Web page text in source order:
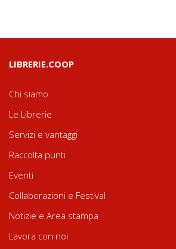
LIBRERIE.COOP
Chi siamo
Le Librerie
Servizi e vantaggi
Raccolta punti
Eventi
Collaborazioni e Festival
Notizie e Area stampa
Lavora con noi